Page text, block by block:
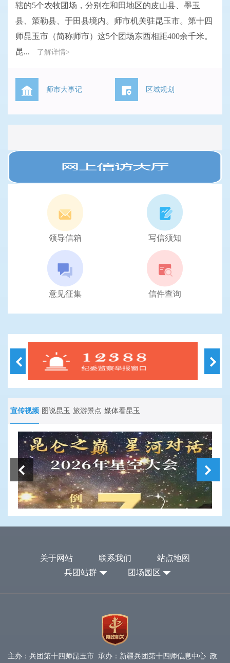
辖的5个农牧团场，分别在和田地区的皮山县、墨玉
县、策勒县、于田县境内。师市机关驻昆玉市。第十四
师昆玉市（简称师市）这5个团场东西相距400余千米。
昆...
了解详情>
师市大事记 区域规划
领导信箱 写信须知
意见征集 信件查询
宣传视频 图说昆玉 旅游景点 媒体看昆玉
关于网站 联系我们
站点地图
兵团站群
团场园区
主办：兵团第十四师昆玉市 承办：新疆兵团第十四师信息中心 政